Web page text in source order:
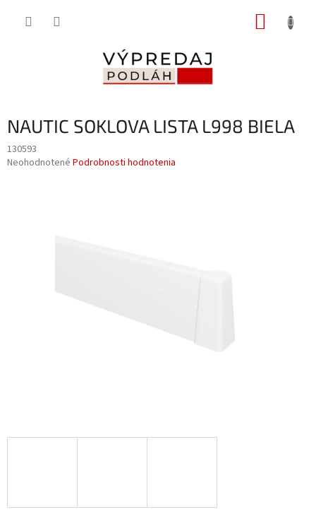
NAUTIC SOKLOVA LISTA L998 BIELA
130593
Priemerné
Neohodnotené Podrobnosti hodnotenia